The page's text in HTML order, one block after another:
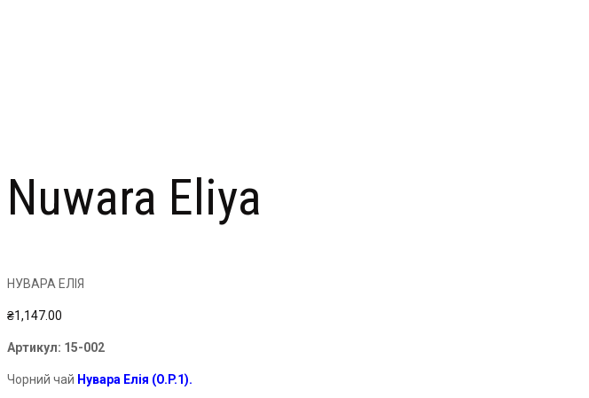
Nuwara Eliya
НУВАРА ЕЛІЯ
₴1,147.00
Артикул: 15-002
Чорний чай Нувара Елія (O.P.1).